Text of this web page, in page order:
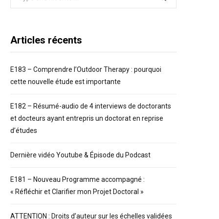
Articles récents
E183 – Comprendre l’Outdoor Therapy : pourquoi
cette nouvelle étude est importante
E182 – Résumé-audio de 4 interviews de doctorants
et docteurs ayant entrepris un doctorat en reprise
d’études
Dernière vidéo Youtube & Épisode du Podcast
E181 – Nouveau Programme accompagné :
« Réfléchir et Clarifier mon Projet Doctoral »
ATTENTION : Droits d’auteur sur les échelles validées